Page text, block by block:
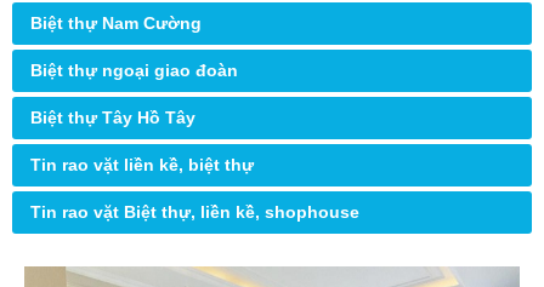
Biệt thự Nam Cường
Biệt thự ngoại giao đoàn
Biệt thự Tây Hồ Tây
Tin rao vặt liền kề, biệt thự
Tin rao vặt Biệt thự, liền kề, shophouse